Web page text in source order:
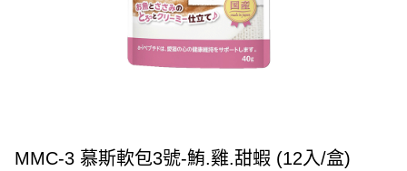
MMC-3 慕斯軟包3號-鮪.雞.甜蝦 (12入/盒)